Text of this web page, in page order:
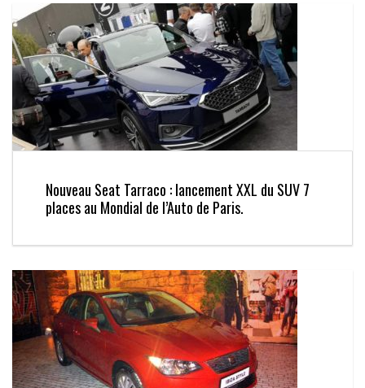
Nouveau Seat Tarraco : lancement XXL du SUV 7
places au Mondial de l’Auto de Paris.